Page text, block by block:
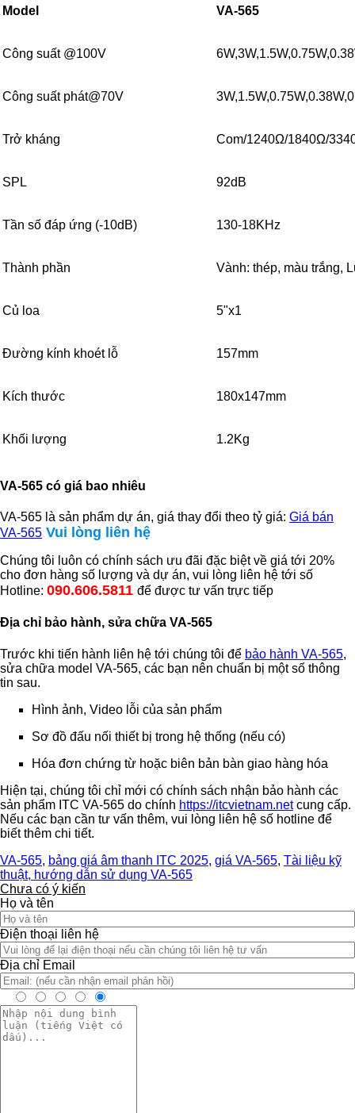
Model VA-565
Công suất @100V
Công suất phát@70V
Trở kháng Com/1240Ω/1840Ω/
SPL 92dB
Tần số đáp ứng (-10dB) 130-18KHz
Thành phần Vành: thép, màu trắng,
Củ loa 5"x1
Đường kính khoét lỗ 157mm
Kích thước 180x147mm
Khối lượng 1.2Kg
VA-565 có giá bao nhiêu
VA-565 là sản phẩm dự án, giá thay đổi theo tỷ giá: Giá bán
VA-565 Vui lòng liên hệ
Chúng tôi luôn có chính sách ưu đãi đặc biệt về giá tới 20%
cho đơn hàng số lượng và dự án, vui lòng liên hệ tới số
Hotline: 090.606.5811 để được tư vấn trực tiếp
Địa chỉ bảo hành, sửa chữa VA-565
Trước khi tiến hành liên hệ tới chúng tôi để bảo hành VA-565,
sửa chữa model VA-565, các bạn nên chuẩn bị một số thông
tin sau.
Hình ảnh, Video lỗi của sản phẩm
Sơ đồ đấu nối thiết bị trong hệ thống (nếu có)
Hóa đơn chứng từ hoặc biên bản bàn giao hàng hóa
Hiện tại, chúng tôi chỉ mới có chính sách nhận bảo hành các
sản phẩm ITC VA-565 do chính https://itcvietnam.netcung cấp.
Nếu các bạn cần tư vấn thêm, vui lòng liên hệ số hotline để
biết thêm chi tiết.
VA-565, bảng giá âm thanh ITC 2025, giá VA-565, Tài liệu kỹ
thuật, hướng dẫn sử dụng VA-565
Chưa có ý kiến
Họ và tên
Điện thoại liên hệ
Địa chỉ Email